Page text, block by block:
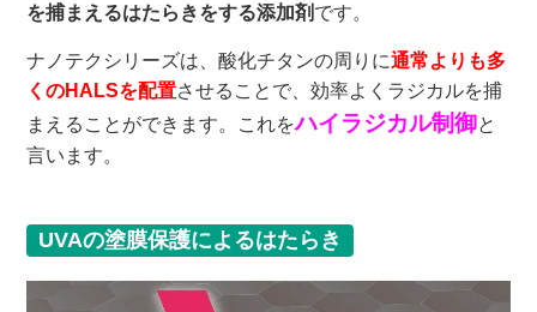
を捕まえるはたらきをする添加剤 です。
ナノテクシリーズは、酸化チタンの周りに通常よりも多
くのHALSを配置させることで、効率よくラジカルを捕
まえることができます。これをハイラジカル制御と
言います。
UVAの塗膜保護によるはたらき